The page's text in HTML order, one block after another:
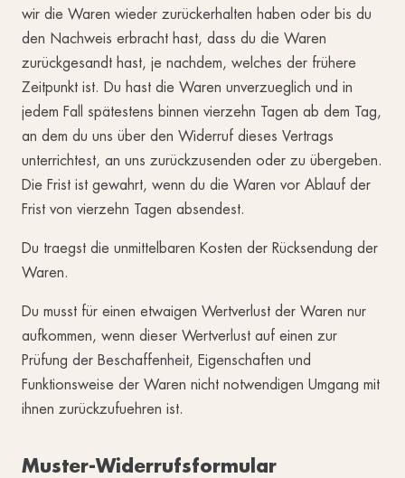
wir die Waren wieder zurückerhalten haben oder bis du
den Nachweis erbracht hast, dass du die Waren
zurückgesandt hast, je nachdem, welches der frühere
Zeitpunkt ist. Du hast die Waren unverzueglich und in
jedem Fall spätestens binnen vierzehn Tagen ab dem Tag,
an dem du uns über den Widerruf dieses Vertrags
unterrichtest, an uns zurückzusenden oder zu übergeben.
Die Frist ist gewahrt, wenn du die Waren vor Ablauf der
Frist von vierzehn Tagen absendest.
Du traegst die unmittelbaren Kosten der Rücksendung der
Waren.
Du musst für einen etwaigen Wertverlust der Waren nur
aufkommen, wenn dieser Wertverlust auf einen zur
Prüfung der Beschaffenheit, Eigenschaften und
Funktionsweise der Waren nicht notwendigen Umgang mit
ihnen zurückzufuehren ist.
Muster-Widerrufsformular